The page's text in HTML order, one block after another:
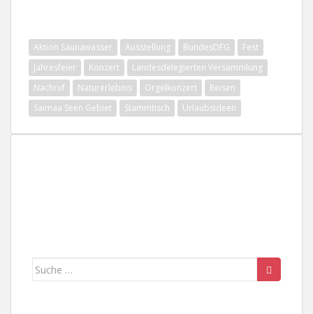
Aktion Saunawasser Ausstellung BundesDFG
Fest
Jahresfeier
Konzert
Landesdelegierten Versammlung
Nachruf
Naturerlebnis Orgelkonzert
Reisen
Saimaa Seen Gebiet
Stammtisch Urlaubsideen
Suche